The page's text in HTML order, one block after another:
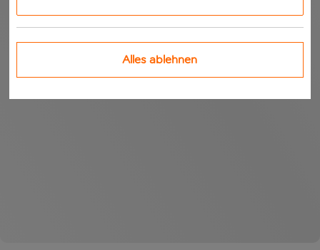
Alles ablehnen